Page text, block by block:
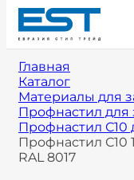
Главная
Каталог
Материалы для
Профнастил для
Профнастил С10
Профнастил С10
RAL 8017